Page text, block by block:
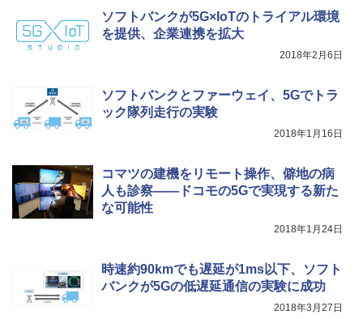
ソフトバンクが5G×IoTのトライアル環境
を提供、企業連携を拡大
2018年2月6日
ソフトバンクとファーウェイ、5Gでトラ
ック隊列走行の実験
2018年1月16日
コマツの建機をリモート操作、僻地の病
人も診察――ドコモの5Gで実現する新た
な可能性
2018年1月24日
時速約90kmでも遅延が1ms以下、ソフト
バンクが5Gの低遅延通信の実験に成功
2018年3月27日